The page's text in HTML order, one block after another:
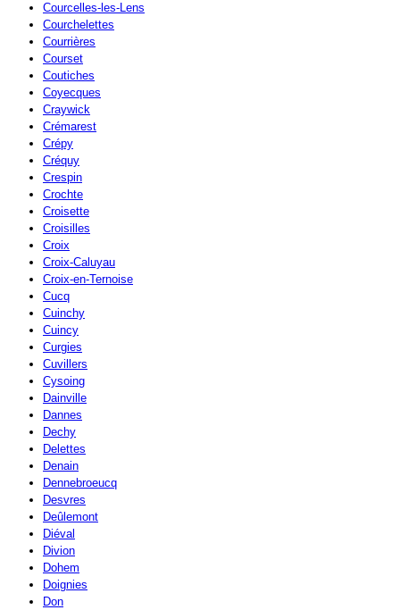
Courcelles-les-Lens
Courchelettes
Courrières
Courset
Coutiches
Coyecques
Craywick
Crémarest
Crépy
Créquy
Crespin
Crochte
Croisette
Croisilles
Croix
Croix-Caluyau
Croix-en-Ternoise
Cucq
Cuinchy
Cuincy
Curgies
Cuvillers
Cysoing
Dainville
Dannes
Dechy
Delettes
Denain
Dennebroeucq
Desvres
Deûlemont
Diéval
Divion
Dohem
Doignies
Don